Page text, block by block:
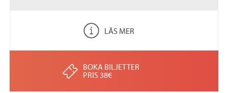
LÄS MER
BOKA BILJETTER
PRIS 38€